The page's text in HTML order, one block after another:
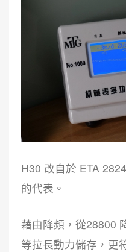
H30 改自於 ETA
的代表。
藉由降頻，從28800
等拉長動力儲存，更